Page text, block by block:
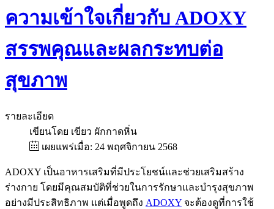
ความเข้าใจเกี่ยวกับ ADOXY
สรรพคุณและผลกระทบต่อ
สุขภาพ
รายละเอียด
เขียนโดย เขียว ผักกาดหิ่น
เผยแพร่เมื่อ: 24 พฤศจิกายน 2568
ADOXY เป็นอาหารเสริมที่มีประโยชน์และช่วยเสริมสร้าง
ร่างกาย โดยมีคุณสมบัติที่ช่วยในการรักษาและบำรุงสุขภาพ
อย่างมีประสิทธิภาพ แต่เมื่อพูดถึง ADOXY จะต้องดูที่การใช้